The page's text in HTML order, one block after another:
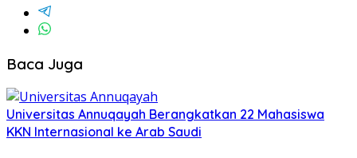
Baca Juga
Universitas Annuqayah Berangkatkan 22 Mahasiswa
KKN Internasional ke Arab Saudi